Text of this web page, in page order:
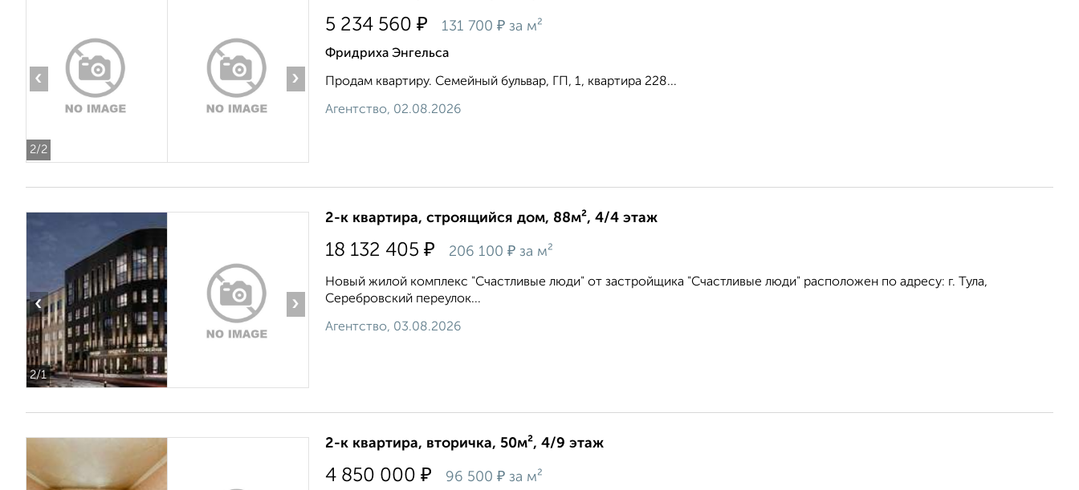
2/2
‹ ›
5 234 560 ₽ 131 700 ₽ за м²
Фридриха Энгельса
Продам квартиру. Семейный бульвар, ГП, 1, квартира 228...
Агентство, 02.08.2026
2/1
‹ ›
2-к квартира, строящийся дом, 88м², 4/4 этаж
18 132 405 ₽ 206 100 ₽ за м²
Новый жилой комплекс "Счастливые люди" от застройщика "Счастливые люди" расположен по адресу: г. Тула,
Серебровский переулок...
Агентство, 03.08.2026
2-к квартира, вторичка, 50м², 4/9 этаж
4 850 000 ₽ 96 500 ₽ за м²